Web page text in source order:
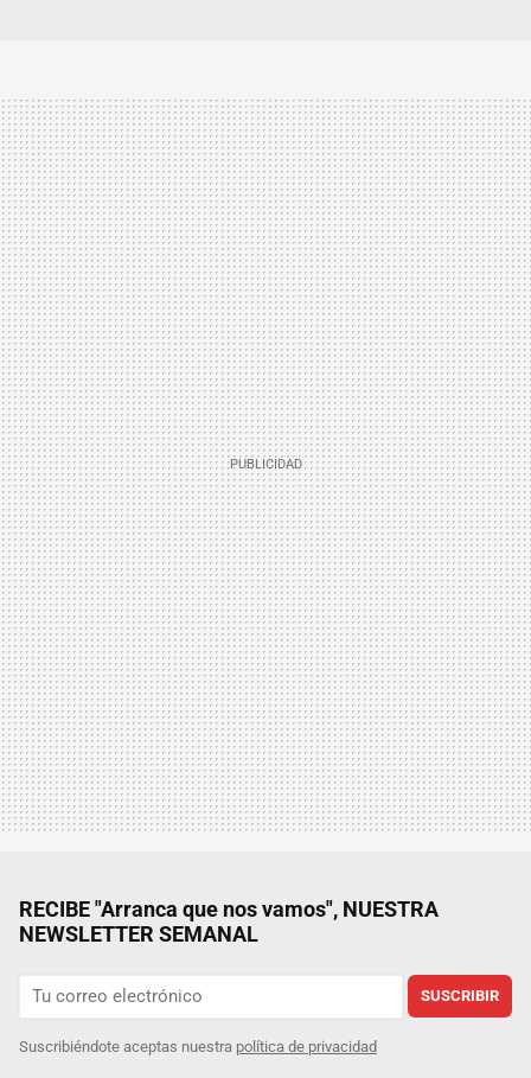
RECIBE "Arranca que nos vamos", NUESTRA
NEWSLETTER SEMANAL
SUSCRIBIR
Suscribiéndote aceptas nuestra política de privacidad